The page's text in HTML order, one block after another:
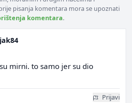
pisanja komentara mora se upoznati
komentara.
mirni. to samo jer su dio
Prijavi